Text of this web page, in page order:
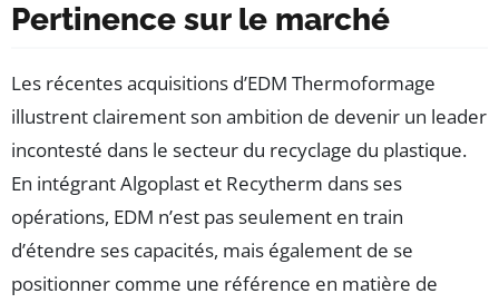
Pertinence sur le marché
Les récentes acquisitions d’EDM Thermoformage
illustrent clairement son ambition de devenir un leader
incontesté dans le secteur du recyclage du plastique.
En intégrant Algoplast et Recytherm dans ses
opérations, EDM n’est pas seulement en train
d’étendre ses capacités, mais également de se
positionner comme une référence en matière de